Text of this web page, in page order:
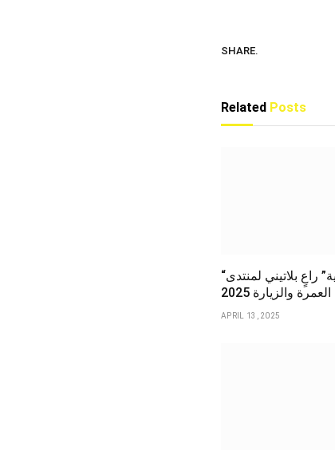
SHARE.
Related Posts
“روح السعودية” راعٍ بلاتيني لمنتدى
العمرة والزيارة 2025
APRIL 13, 2025